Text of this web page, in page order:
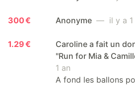
300 € Anonyme — il y a 1
1.29 €
Caroline a fait un
"Run for Mia &
1 an
A fond les ballons